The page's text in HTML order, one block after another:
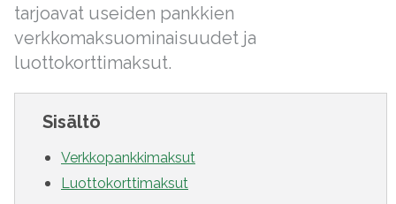
tarjoavat useiden pankkien
verkkomaksuominaisuudet ja
luottokorttimaksut.
Sisältö
Verkkopankkimaksut
Luottokorttimaksut